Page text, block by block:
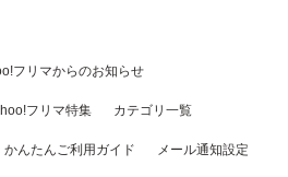
フリマからのお知らせ
フリマ特集 カテゴリ一覧
かんたんご利用ガイド メール通知設定